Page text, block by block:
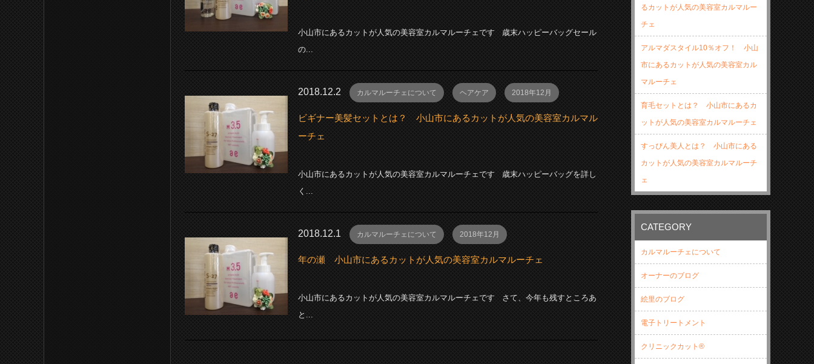
小山市にあるカットが人気の美容室カルマルーチェです 歳末ハッピーバッグセール
の...
2018.12.2 カルマルーチェについて ヘアケア 2018年12月
ビギナー美髪セットとは？ 小山市にあるカットが人気の美容室カルマル
ーチェ
小山市にあるカットが人気の美容室カルマルーチェです 歳末ハッピーバッグを詳し
く...
2018.12.1 カルマルーチェについて 2018年12月
年の瀬 小山市にあるカットが人気の美容室カルマルーチェ
小山市にあるカットが人気の美容室カルマルーチェです さて、今年も残すところあ
と...
るカットが人気の美容室カルマルー
チェ
アルマダスタイル10％オフ！ 小山
市にあるカットが人気の美容室カル
マルーチェ
育毛セットとは？ 小山市にあるカ
ットが人気の美容室カルマルーチェ
すっぴん美人とは？ 小山市にある
カットが人気の美容室カルマルーチ
ェ
CATEGORY
カルマルーチェについて
オーナーのブログ
絵里のブログ
電子トリートメント
クリニックカット®